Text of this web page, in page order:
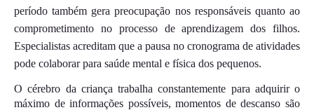
período também gera preocupação nos responsáveis quanto ao
comprometimento no processo de aprendizagem dos filhos.
Especialistas acreditam que a pausa no cronograma de atividades
pode colaborar para saúde mental e física dos pequenos.
O cérebro da criança trabalha constantemente para adquirir o
máximo de informações possíveis, momentos de descanso são